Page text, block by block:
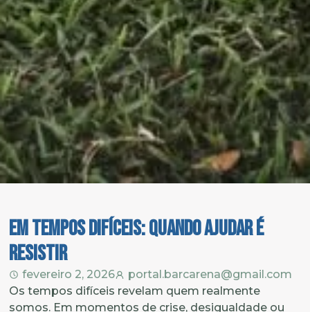
Em tempos difíceis: quando ajudar é
resistir
fevereiro 2, 2026
portal.barcarena@gmail.com
Os tempos difíceis revelam quem realmente
somos. Em momentos de crise, desigualdade ou